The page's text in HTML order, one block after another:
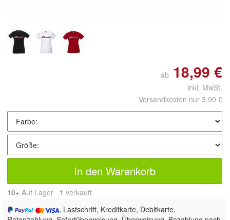
ab 18,99 €
inkl. MwSt.
Versandkosten nur 3,90 €
In den Warenkorb
10+ Auf Lager 1 verkauft
, Lastschrift, Kreditkarte, Debitkarte,